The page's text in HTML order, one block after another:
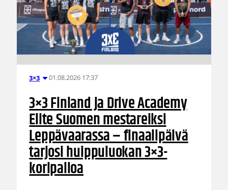
3×3 01.08.2026 17:37
3×3 Finland ja Drive Academy
Elite Suomen mestareiksi
Leppävaarassa – finaalipäivä
tarjosi huippuluokan 3×3-
koripalloa